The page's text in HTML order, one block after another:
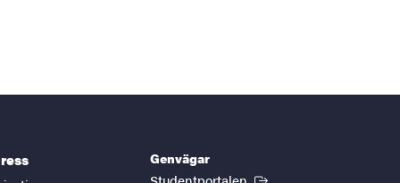
Genvägar
(Extern länk)